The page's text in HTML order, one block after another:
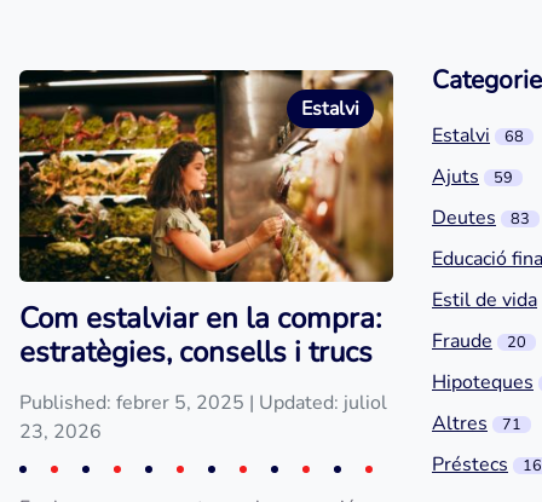
Estalvi
Com estalviar en la compra:
estratègies, consells i trucs
Published: febrer 5, 2025 | Updated: juliol
23, 2026
Estalvi 68
Ajuts 59
Deutes 83
Educació
Estil de vida
Fraude
20
Hipoteques
Altres
71
Préstecs